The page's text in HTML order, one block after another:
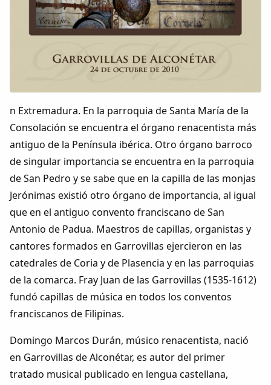
Diccionario
Traductor
Cancionero Local
Modo oscuro
n Extremadura. En la parroquia de Santa María de la
Consolación se encuentra el órgano renacentista más
antiguo de la Península ibérica. Otro órgano barroco
de singular importancia se encuentra en la parroquia
de San Pedro y se sabe que en la capilla de las monjas
Jerónimas existió otro órgano de importancia, al igual
que en el antiguo convento franciscano de San
Antonio de Padua. Maestros de capillas, organistas y
cantores formados en Garrovillas ejercieron en las
catedrales de Coria y de Plasencia y en las parroquias
de la comarca. Fray Juan de las Garrovillas (1535-1612)
fundó capillas de música en todos los conventos
franciscanos de Filipinas.
Domingo Marcos Durán, músico renacentista, nació
en Garrovillas de Alconétar, es autor del primer
tratado musical publicado en lengua castellana,